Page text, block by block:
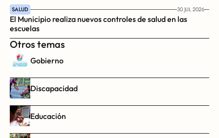
SALUD 30 JUL 2026
El Municipio realiza nuevos controles de salud en las
escuelas
Otros temas
Gobierno
Discapacidad
Educación